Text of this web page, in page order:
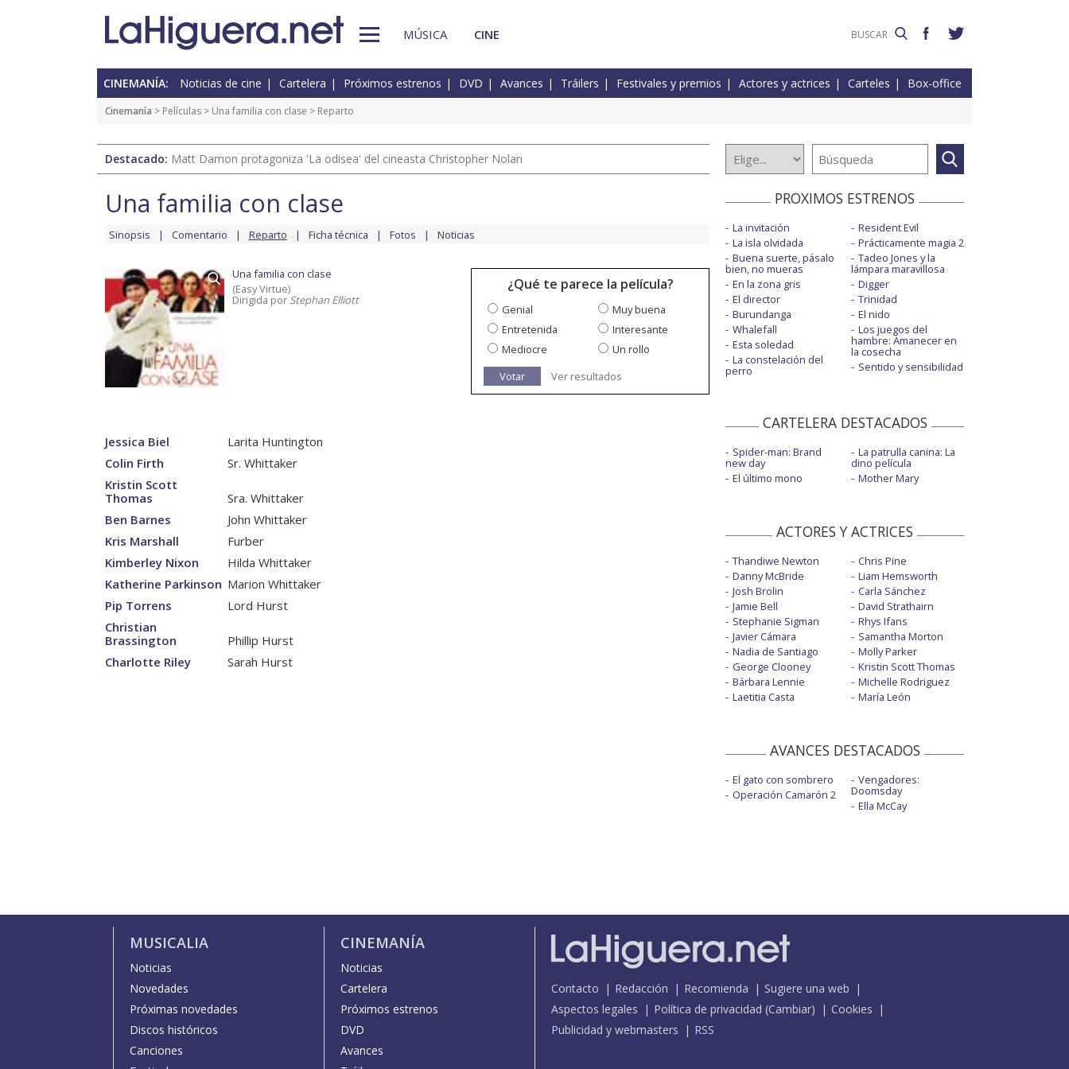
MÚSICA CINE
CINEMANÍA: Noticias de cine Cartelera Próximos estrenos DVD Avances Tráilers Festivales y premios Actores y actrices Carteles Box-office
Cinemanía > Películas > Una familia con clase > Reparto
Destacado: Matt Damon protagoniza 'La odisea' del cineasta Christopher Nolan
Una familia con clase
Sinopsis Comentario Reparto Ficha técnica Fotos Noticias
Una familia con clase
(Easy Virtue)
Dirigida por Stephan Elliott
¿Qué te parece la película?
Genial
Muy buena
Entretenida
Interesante
Mediocre
Un rollo
Votar
Ver resultados
Jessica Biel
Larita Huntington
Colin Firth
Sr. Whittaker
Kristin Scott
Thomas
Sra. Whittaker
Ben Barnes
John Whittaker
Kris Marshall
Furber
Kimberley Nixon
Hilda Whittaker
Katherine Parkinson Marion Whittaker
Pip Torrens
Lord Hurst
Christian
Brassington
Phillip Hurst
Charlotte Riley
Sarah Hurst
PROXIMOS ESTRENOS
La invitación
La isla olvidada
Buena suerte, pásalo
bien, no mueras
En la zona gris
El director
Burundanga
Whalefall
Esta soledad
La constelación del
perro
Resident Evil
Prácticamente magia 2
Tadeo Jones y la
lámpara maravillosa
Digger
Trinidad
El nido
Los juegos del
hambre: Amanecer en
la cosecha
Sentido y sensibilidad
CARTELERA DESTACADOS
Spider-man: Brand
new day
El último mono
La patrulla canina: La
dino película
Mother Mary
ACTORES Y ACTRICES
Thandiwe Newton
Danny McBride
Josh Brolin
Jamie Bell
Stephanie Sigman
Javier Cámara
Nadia de Santiago
George Clooney
Bárbara Lennie
Laetitia Casta
Chris Pine
Liam Hemsworth
Carla Sánchez
David Strathairn
Rhys Ifans
Samantha Morton
Molly Parker
Kristin Scott Thomas
Michelle Rodriguez
María León
AVANCES DESTACADOS
El gato con sombrero
Operación Camarón 2
Vengadores:
Doomsday
Ella McCay
MUSICALIA
Noticias
Novedades
Próximas novedades
Discos históricos
Canciones
CINEMANÍA
Noticias
Cartelera
Próximos estrenos
DVD
Avances
Contacto Redacción Recomienda
Sugiere una web
Aspectos legales
Política de privacidad (Cambiar)
Cookies
Publicidad y webmasters
RSS